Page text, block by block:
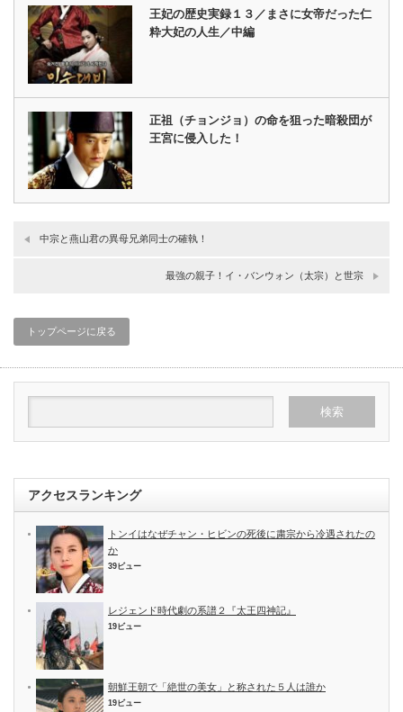
王妃の歴史実録１３／まさに女帝だった仁
粋大妃の人生／中編
正祖（チョンジョ）の命を狙った暗殺団が
王宮に侵入した！
中宗と燕山君の異母兄弟同士の確執！
最強の親子！イ・バンウォン（太宗）と世宗
トップページに戻る
アクセスランキング
トンイはなぜチャン・ヒビンの死後に粛宗から冷遇されたの
か
39ビュー
レジェンド時代劇の系譜２『太王四神記』
19ビュー
朝鮮王朝で「絶世の美女」と称された５人は誰か
19ビュー